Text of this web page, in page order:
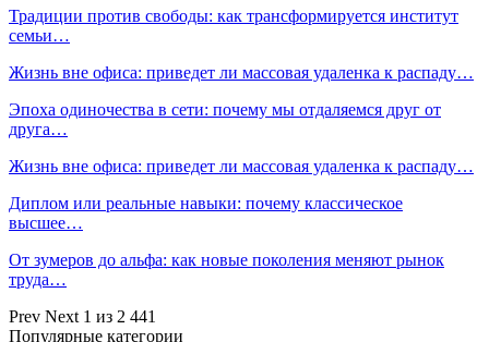
Традиции против свободы: как трансформируется институт
семьи…
Жизнь вне офиса: приведет ли массовая удаленка к распаду…
Эпоха одиночества в сети: почему мы отдаляемся друг от
друга…
Жизнь вне офиса: приведет ли массовая удаленка к распаду…
Диплом или реальные навыки: почему классическое
высшее…
От зумеров до альфа: как новые поколения меняют рынок
труда…
Prev Next 1 из 2 441
Популярные категории